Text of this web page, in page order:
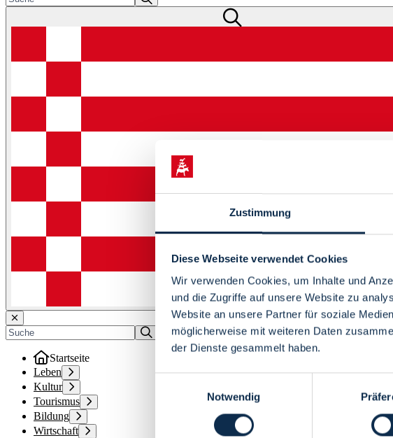
Zustimmung
Diese Webseite verwendet Cookies
Wir verwenden Cookies, um Inhalte und
und die Zugriffe auf unsere Website zu
Website an unsere Partner für soziale
möglicherweise mit weiteren Daten
der Dienste gesammelt haben.
Notwendig
Startseite
Leben
Kultur
Tourismus
Bildung
Wirtschaft